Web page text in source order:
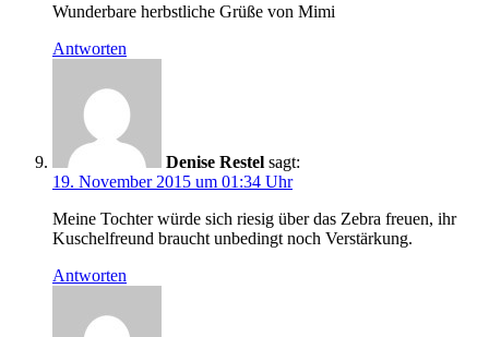
Wunderbare herbstliche Grüße von Mimi
Antworten
Denise Restel sagt:
19. November 2015 um 01:34 Uhr
Meine Tochter würde sich riesig über das Zebra freuen, ihr
Kuschelfreund braucht unbedingt noch Verstärkung.
Antworten